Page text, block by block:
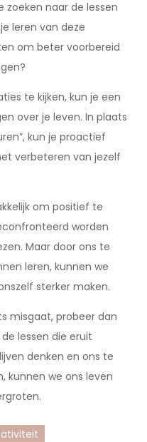
zoeken naar de lessen
leren van deze
om beter voorbereid
te kijken, kun je een
over je leven. In plaats
kun je proactief
verbeteren van jezelf
om positief te
worden
Maar door ons te
leren, kunnen we
sterker maken.
misgaat, probeer dan
lessen die eruit
denken en ons te
kunnen we ons leven